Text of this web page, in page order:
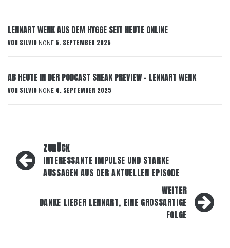
LENNART WENK AUS DEM HYGGE SEIT HEUTE ONLINE
VON SILVIO NONE 5. SEPTEMBER 2025
AB HEUTE IN DER PODCAST SNEAK PREVIEW – LENNART WENK
VON SILVIO NONE 4. SEPTEMBER 2025
Beitragsnavigation
ZURÜCK
INTERESSANTE IMPULSE UND STARKE
AUSSAGEN AUS DER AKTUELLEN EPISODE
WEITER
DANKE LIEBER LENNART, EINE GROSSARTIGE
FOLGE